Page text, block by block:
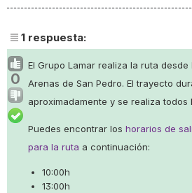
1 respuesta:
0
El Grupo Lamar realiza la ruta desde
Arenas de San Pedro. El trayecto
aproximadamente y se realiza todos
Puedes encontrar los horarios de
para la ruta a continuación:
10:00h
13:00h